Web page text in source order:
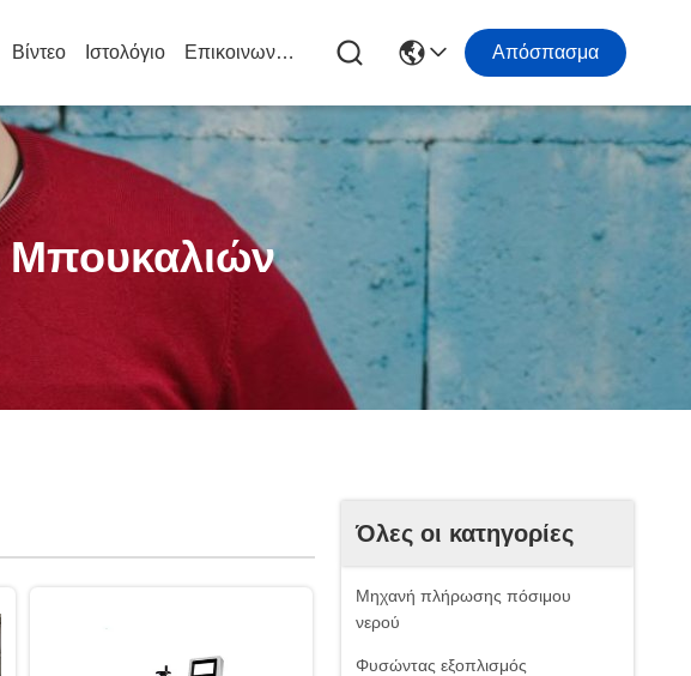
Βίντεο Ιστολόγιο Επικοινωνήστε Μαζί Μας Απόσπασμα
Μπουκαλιών
Όλες οι κατηγορίες
Μηχανή πλήρωσης πόσιμου
νερού
Φυσώντας εξοπλισμός